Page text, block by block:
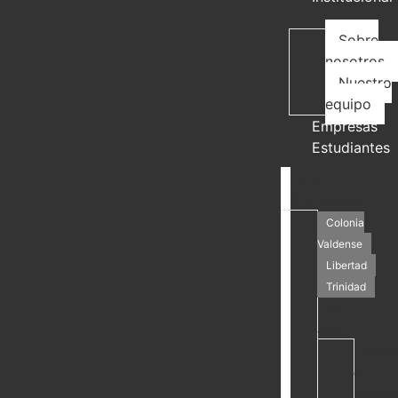
Sobre
nosotros
Nuestro
equipo
Empresas
Estudiantes
Colonia
Valdense
Libertad
Trinidad
José
de